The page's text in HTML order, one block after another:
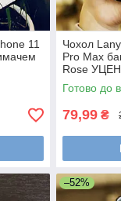
11
Чохол
Pro Max
Rose
Готово до
79,99 ₴
–52%